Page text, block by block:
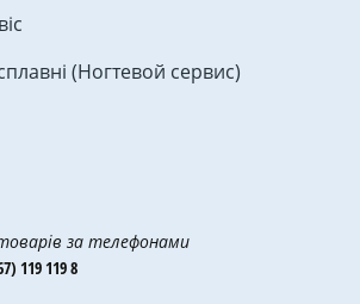
(Ногтевой сервис)
за телефонами
119 119 8